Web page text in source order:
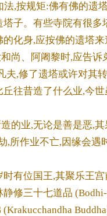
法,按规矩:佛有佛的
子。有些寺院有很
化身,应按佛的遗塔
尚、阿阇黎时,应告
夫,修了遗塔或许对其
往昔造了什么业,今
业,无论是善是恶,其
,所作业不亡,因缘会遇
位国王,其聚乐王宫
修三十七道品